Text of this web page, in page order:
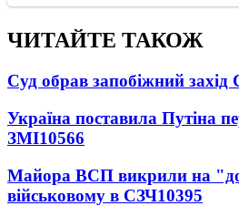
ЧИТАЙТЕ ТАКОЖ
Суд обрав запобіжний захід
Україна поставила Путіна
ЗМІ10566
Майора ВСП викрили на
військовому в СЗЧ10395